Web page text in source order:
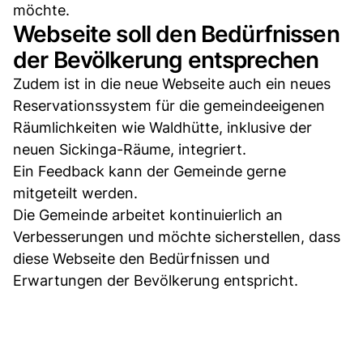
möchte.
Webseite soll den Bedürfnissen
der Bevölkerung entsprechen
Zudem ist in die neue Webseite auch ein neues
Reservationssystem für die gemeindeeigenen
Räumlichkeiten wie Waldhütte, inklusive der
neuen Sickinga-Räume, integriert.
Ein Feedback kann der Gemeinde gerne
mitgeteilt werden.
Die Gemeinde arbeitet kontinuierlich an
Verbesserungen und möchte sicherstellen, dass
diese Webseite den Bedürfnissen und
Erwartungen der Bevölkerung entspricht.